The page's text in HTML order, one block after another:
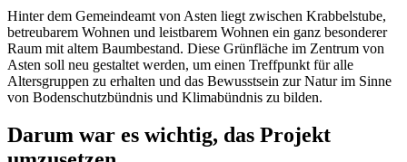
Hinter dem Gemeindeamt von Asten liegt zwischen Krabbelstube,
betreubarem Wohnen und leistbarem Wohnen ein ganz besonderer
Raum mit altem Baumbestand. Diese Grünfläche im Zentrum von
Asten soll neu gestaltet werden, um einen Treffpunkt für alle
Altersgruppen zu erhalten und das Bewusstsein zur Natur im Sinne
von Bodenschutzbündnis und Klimabündnis zu bilden.
Darum war es wichtig, das Projekt